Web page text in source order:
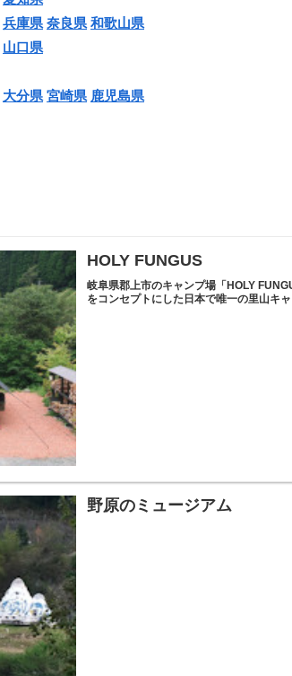
兵庫県 奈良県 和歌山県
山口県
大分県 宮崎県 鹿児島県
HOLY FUNGUS
岐阜県郡上市のキャンプ場「HOLY
をコンセプトにした日本で唯一の里山キャ
野原のミュージアム